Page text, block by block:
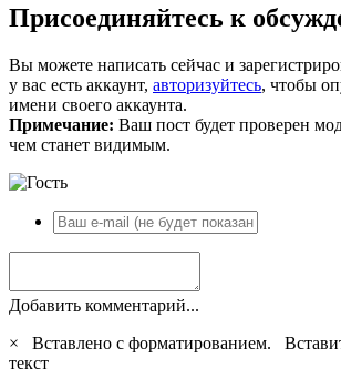
Присоединяйтесь к
Вы можете написать сейчас и
у вас есть аккаунт, авторизуйтесь, чтобы
имени своего аккаунта.
Примечание: Ваш пост будет проверен
чем станет видимым.
Добавить комментарий...
×
Вставлено с форматированием.
текст